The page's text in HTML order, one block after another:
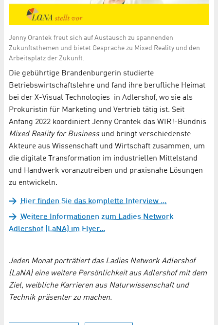
Jenny Orantek freut sich auf Austausch zu spannenden
Zukunftsthemen und bietet Gespräche zu Mixed Reality und den
Arbeitsplatz der Zukunft.
Die gebührtige Brandenburgerin studierte
Betriebswirtschaftslehre und fand ihre berufliche Heimat
bei der X-Visual Technologies in Adlershof, wo sie als
Prokuristin für Marketing und Vertrieb tätig ist. Seit
Anfang 2022 koordiniert Jenny Orantek das WIR!-Bündnis
Mixed Reality for Businessund bringt verschiedenste
Akteure aus Wissenschaft und Wirtschaft zusammen, um
die digitale Transformation im industriellen Mittelstand
und Handwerk voranzutreiben und praxisnahe Lösungen
zu entwickeln.
Hier finden Sie das komplette Interview ...
Weitere Informationen zum Ladies Network
Adlershof (LaNA) im Flyer...
Jeden Monat porträtiert das Ladies Network Adlershof
(LaNA) eine weitere Persönlichkeit aus Adlershof mit dem
Ziel, weibliche Karrieren aus Naturwissenschaft und
Technik präsenter zu machen.